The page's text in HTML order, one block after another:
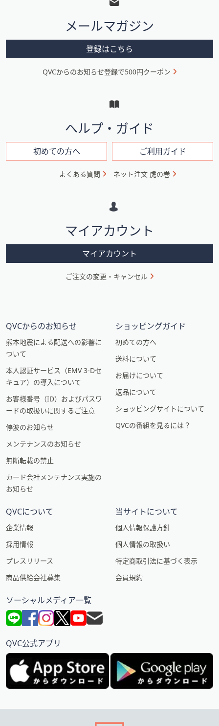
メ
ニ
ン
ン
メールマガジン
登録はこちら
QVCからのお知らせ登録で500円クーポン
ヘルプ・ガイド
初めての方へ ご利用ガイド
よくある質問 ネット注文 虎の巻
マイアカウント
マイアカウント
ご注文の変更・キャンセル
QVCからのお知らせ
熊本地震による配送への影響に
ついて
本人認証サービス（EMV 3-Dセ
キュア）の導入について
お客様番号（ID）およびパスワ
ードの取扱いに関するご注意
停波のお知らせ
メンテナンスのお知らせ
無断転載の禁止
カード会社メンテナンス実施の
お知らせ
ショッピングガイド
初めての方へ
送料について
お届けについて
返品について
ショッピングサイトについて
QVCの番組を見るには？
QVCについて
企業情報
採用情報
プレスリリース
商品供給会社募集
当サイトについて
個人情報保護方針
個人情報の取扱い
特定商取引法に基づく表示
会員規約
ソーシャルメディア一覧
QVC公式アプリ